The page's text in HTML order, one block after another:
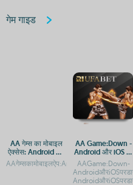
गेम गाइड
AA गेम्स का मोबाइल
ऐक्सेस: Android और
iOS पर डाउनलोड
गाइड
AA Game:Down -
Android और iOS पर
डाउनलोड करने का
तरीका
AAGame:Down-